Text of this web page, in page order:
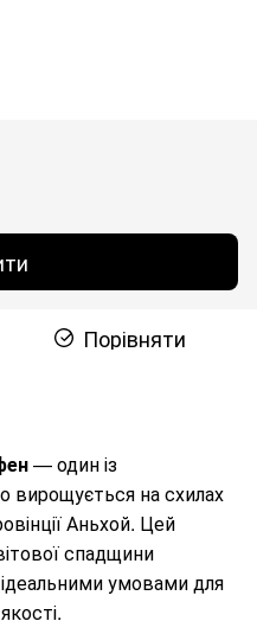
Порівняти
— один із
вирощується на схилах
Аньхой. Цей
спадщини
умовами для